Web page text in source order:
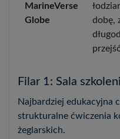
MarineVerse
Globe
dobę,
Filar 1: Sala
Najbardziej edukacyjna
strukturalne ćwiczenia
żeglarskich.